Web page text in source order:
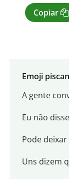
Copiar
Emoji
A gente
Eu não
Pode
Uns dizem